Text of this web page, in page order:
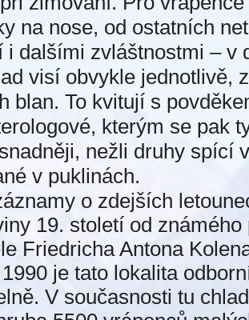
na nose, od ostatních
i dalšími zvláštnostmi – v
visí obvykle jednotlivě,
blan. To kvitují s
kterým se pak
nežli druhy spící
v puklinách.
o zdejších
19. století od
Friedricha Antona
je tato lokalita
V současnosti tu